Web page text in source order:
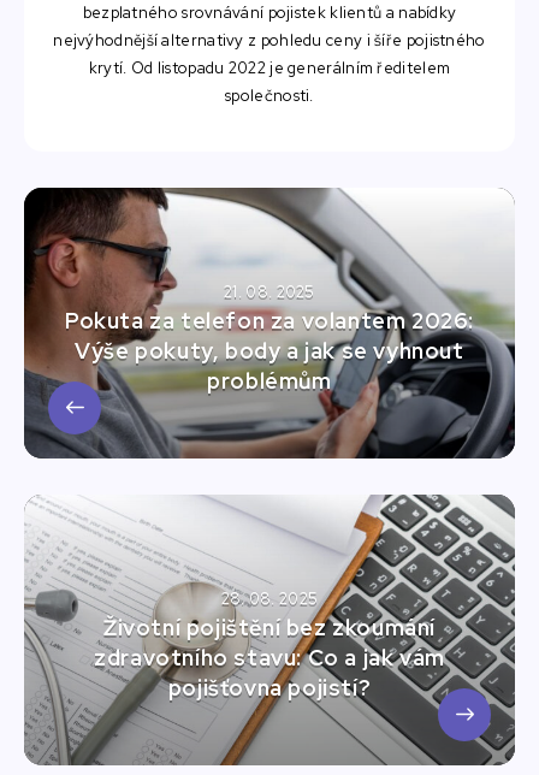
bezplatného srovnávání pojistek klientů a nabídky
nejvýhodnější alternativy z pohledu ceny i šíře pojistného
krytí. Od listopadu 2022 je generálním ředitelem
společnosti.
21. 08. 2025
Pokuta za telefon za volantem 2026:
Výše pokuty, body a jak se vyhnout
problémům
28. 08. 2025
Životní pojištění bez zkoumání
zdravotního stavu: Co a jak vám
pojišťovna pojistí?